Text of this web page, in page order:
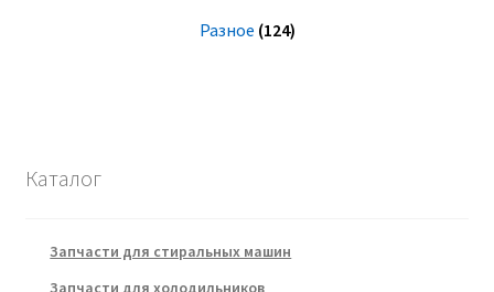
Разное (124)
Каталог
Запчасти для стиральных машин
Запчасти для холодильников